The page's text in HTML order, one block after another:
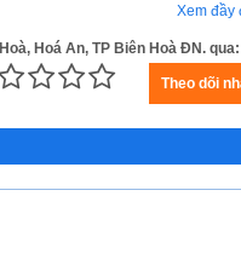
Xem đầy
Hoá An, TP Biên Hoà ĐN. qua: